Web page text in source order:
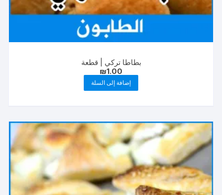
بطاطا تركي | قطعة
₪1.00
إضافة إلى السلة